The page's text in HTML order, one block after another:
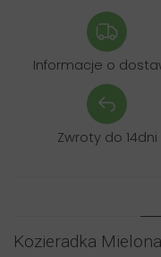
Informacje o
Zwroty do 14dni
Kozieradka